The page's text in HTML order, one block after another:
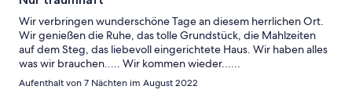
Wir verbringen wunderschöne Tage an diesem herrlichen Ort.
Wir genießen die Ruhe, das tolle Grundstück, die Mahlzeiten
auf dem Steg, das liebevoll eingerichtete Haus. Wir haben alles
was wir brauchen..... Wir kommen wieder......
Aufenthalt von 7 Nächten im August 2022